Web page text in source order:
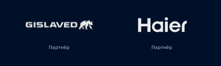
Партнёр Партнёр